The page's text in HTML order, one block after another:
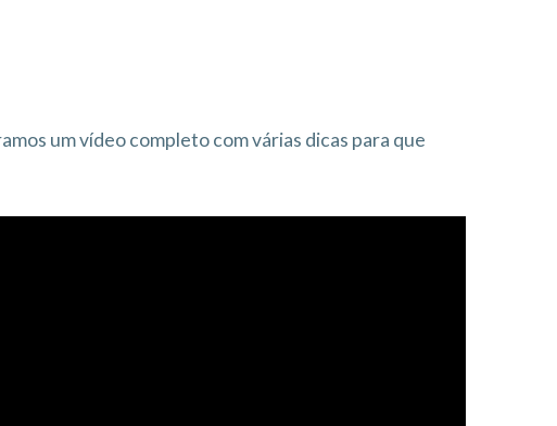
um vídeo completo com várias dicas para que